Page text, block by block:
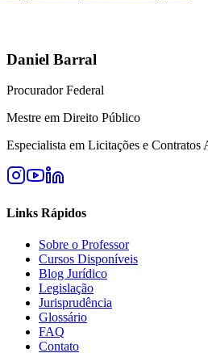
Daniel Barral
Procurador Federal
Mestre em Direito Público
Especialista em Licitações e Contratos
Links Rápidos
Sobre o Professor
Cursos Disponíveis
Blog Jurídico
Legislação
Jurisprudência
Glossário
FAQ
Contato